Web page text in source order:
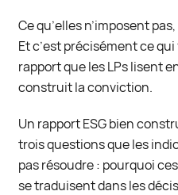
Ce qu’elles n’imposent
Et c’est précisément ce
rapport que les LPs lisent
construit la conviction.
Un rapport ESG bien
trois questions que les
pas résoudre : pourquoi
se traduisent dans les